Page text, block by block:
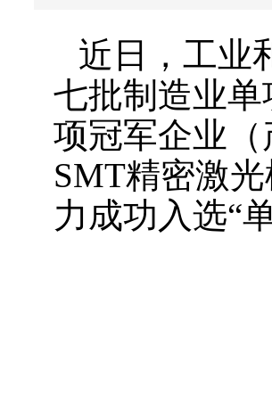
近日，工业
七批制造业
项冠军企业
SMT精密激
力成功入选“